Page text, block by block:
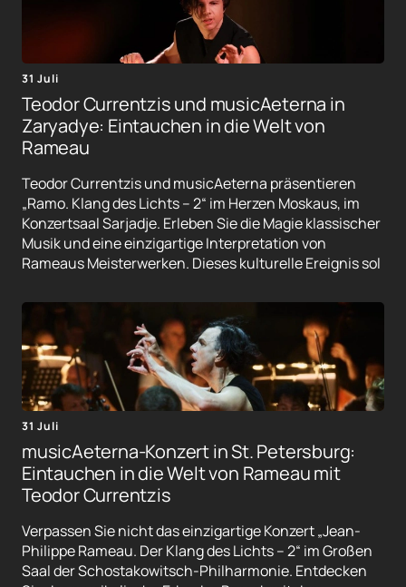
31 Juli
Teodor Currentzis und musicAeterna in
Zaryadye: Eintauchen in die Welt von
Rameau
Teodor Currentzis und musicAeterna präsentieren
„Ramo. Klang des Lichts – 2“ im Herzen Moskaus, im
Konzertsaal Sarjadje. Erleben Sie die Magie klassischer
Musik und eine einzigartige Interpretation von
Rameaus Meisterwerken. Dieses kulturelle Ereignis sol
31 Juli
musicAeterna-Konzert in St. Petersburg:
Eintauchen in die Welt von Rameau mit
Teodor Currentzis
Verpassen Sie nicht das einzigartige Konzert „Jean-
Philippe Rameau. Der Klang des Lichts – 2“ im Großen
Saal der Schostakowitsch-Philharmonie. Entdecken